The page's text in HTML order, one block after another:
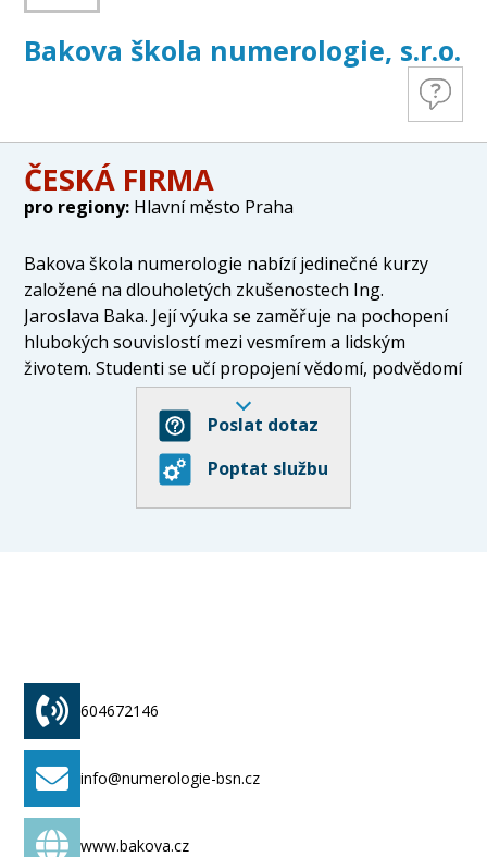
Bakova škola numerologie, s.r.o.
ČESKÁ FIRMA
pro regiony: Hlavní město Praha
Bakova škola numerologie nabízí jedinečné kurzy
založené na dlouholetých zkušenostech Ing.
Jaroslava Baka. Její výuka se zaměřuje na pochopení
hlubokých souvislostí mezi vesmírem a lidským
životem. Studenti se učí propojení vědomí, podvědomí
a nevědomí, což jim umožňuje lépe se orientovat v
různých oblastech života. Systém školy je postaven
na empirickém výzkumu a pomáhá porozumět
osobnímu i společenskému vývoji. Absolventi kurzů
Poslat dotaz
Poptat službu
604672146
info@numerologie-bsn.cz
www.bakova.cz